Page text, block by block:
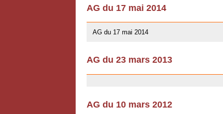
AG du 17 mai 2014
AG du 17 mai 2014
AG du 23 mars 2013
AG du 10 mars 2012